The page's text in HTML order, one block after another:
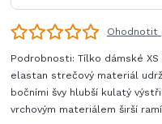
Ohodnotit
Podrobnosti: Tílko dámské XS
elastan strečový materiál
bočními švy hlubší kulatý
vrchovým materiálem širší